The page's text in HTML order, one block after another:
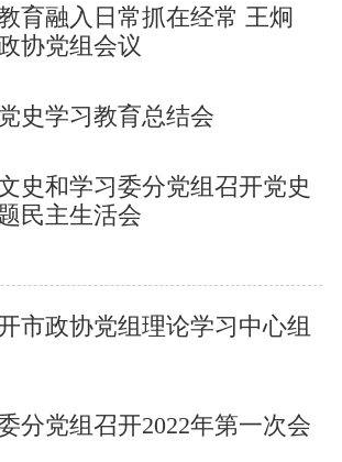
育融入日常抓在经常 王炯
协党组会议
史学习教育总结会
史和学习委分党组召开党史
民主生活会
市政协党组理论学习中心组
分党组召开2022年第一次会